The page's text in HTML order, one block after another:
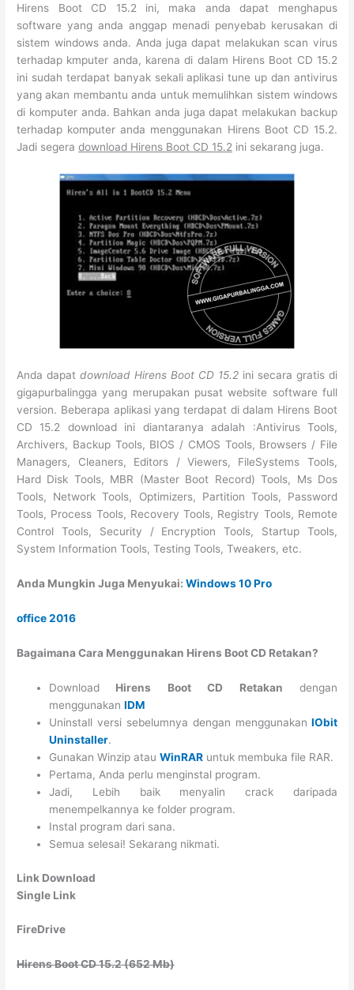
Hirens Boot CD 15.2 ini, maka anda dapat menghapus
software yang anda anggap menadi penyebab kerusakan di
sistem windows anda. Anda juga dapat melakukan scan virus
terhadap kmputer anda, karena di dalam Hirens Boot CD 15.2
ini sudah terdapat banyak sekali aplikasi tune up dan antivirus
yang akan membantu anda untuk memulihkan sistem windows
di komputer anda. Bahkan anda juga dapat melakukan backup
terhadap komputer anda menggunakan Hirens Boot CD 15.2.
Jadi segeradownload Hirens Boot CD 15.2 ini sekarang juga.
Anda dapatdownload Hirens Boot CD 15.2 ini secara gratis di
gigapurbalingga yang merupakan pusat website software full
version. Beberapa aplikasi yang terdapat di dalam Hirens Boot
CD 15.2 download ini diantaranya adalah :Antivirus Tools,
Archivers, Backup Tools, BIOS / CMOS Tools, Browsers / File
Managers, Cleaners, Editors / Viewers, FileSystems Tools,
Hard Disk Tools, MBR (Master Boot Record) Tools, Ms Dos
Tools, Network Tools, Optimizers, Partition Tools, Password
Tools, Process Tools, Recovery Tools, Registry Tools, Remote
Control Tools, Security / Encryption Tools, Startup Tools,
System Information Tools, Testing Tools, Tweakers, etc.
Anda Mungkin Juga Menyukai:Windows 10 Pro
office 2016
Bagaimana Cara Menggunakan Hirens Boot CD Retakan?
Download Hirens Boot CD Retakan dengan
menggunakanIDM
Uninstall versi sebelumnya dengan menggunakan IObit
Uninstaller.
Gunakan Winzip atauWinRAR untuk membuka file RAR.
Pertama, Anda perlu menginstal program.
Jadi, Lebih baik menyalin crack daripada
menempelkannya ke folder program.
Instal program dari sana.
Semua selesai! Sekarang nikmati.
Link Download
Single Link
FireDrive
Hirens Boot CD 15.2 (652 Mb)